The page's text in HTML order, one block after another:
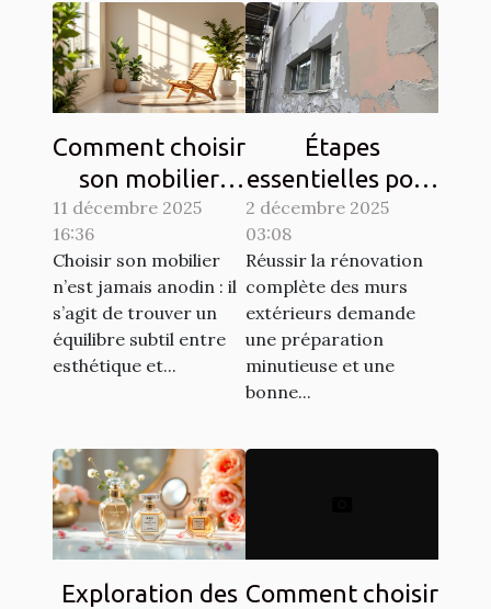
Comment choisir
son mobilier
pour allier
esthétique et
durabilité?
11 décembre 2025
16:36
Choisir son mobilier
n’est jamais anodin : il
s’agit de trouver un
équilibre subtil entre
esthétique et...
Étapes
essentielles pour
la rénovation
complète des
murs extérieurs
2 décembre 2025
03:08
Réussir la rénovation
complète des murs
extérieurs demande
une préparation
minutieuse et une
bonne...
Exploration des Comment choisir